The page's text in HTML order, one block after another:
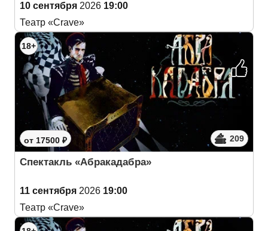
10 сентября 2026 19:00
Театр «Crave»
18+
от 17500 ₽ 209
Спектакль «Абракадабра»
11 сентября 2026 19:00
Театр «Crave»